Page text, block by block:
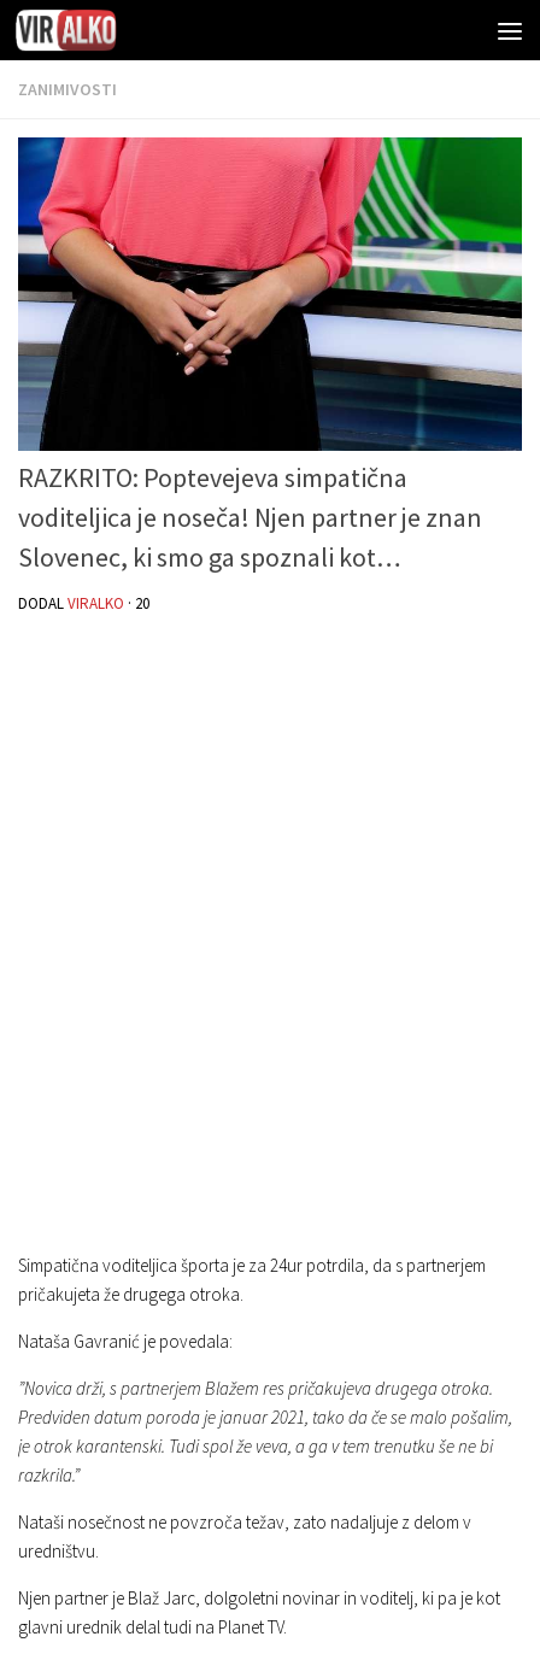
ZANIMIVOSTI
RAZKRITO: Poptevejeva simpatična
voditeljica je noseča! Njen partner je znan
Slovenec, ki smo ga spoznali kot…
DODALVIRALKO · 20
Simpatična voditeljica športa je za 24ur potrdila, da s partnerjem
pričakujeta že drugega otroka.
Nataša Gavranić je povedala:
”Novica drži, s partnerjem Blažem res pričakujeva drugega otroka.
Predviden datum poroda je januar 2021, tako da če se malo pošalim,
je otrok karantenski. Tudi spol že veva, a ga v tem trenutku še ne bi
razkrila.”
Nataši nosečnost ne povzroča težav, zato nadaljuje z delom v
uredništvu.
Njen partner je Blaž Jarc, dolgoletni novinar in voditelj, ki pa je kot
glavni urednik delal tudi na Planet TV.